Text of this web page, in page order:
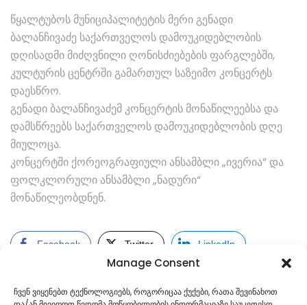
Manage Consent
ჩვენ ვიყენებთ ტექნოლოგიებს, როგორიცაა ქუქები, რათა შევინახოთ
წყალტუბოს მუნიციპალიტეტის მერი გენადი
ბალანჩივაძე საქართველოს დამოუკიდებლობის
დღისადმი მიძღვნილი ღონისძიებების ფარგლებში,
კულტურის ცენტრში გამართულ საზეიმო კონცერტს
დაესწრო.
გენადი ბალანჩივაძემ კონცერტის მონაწილეებსა და
დამსწრეებს საქართველოს დამოუკიდებლობის დღე
მიულოცა.
კონცერტში ქორეოგრაფიული ანსამბლი „ივერია” და
ფოლკლორული ანსამბლი „ნადური“
მონაწილეობდნენ.
Facebook Twitter LinkedIn